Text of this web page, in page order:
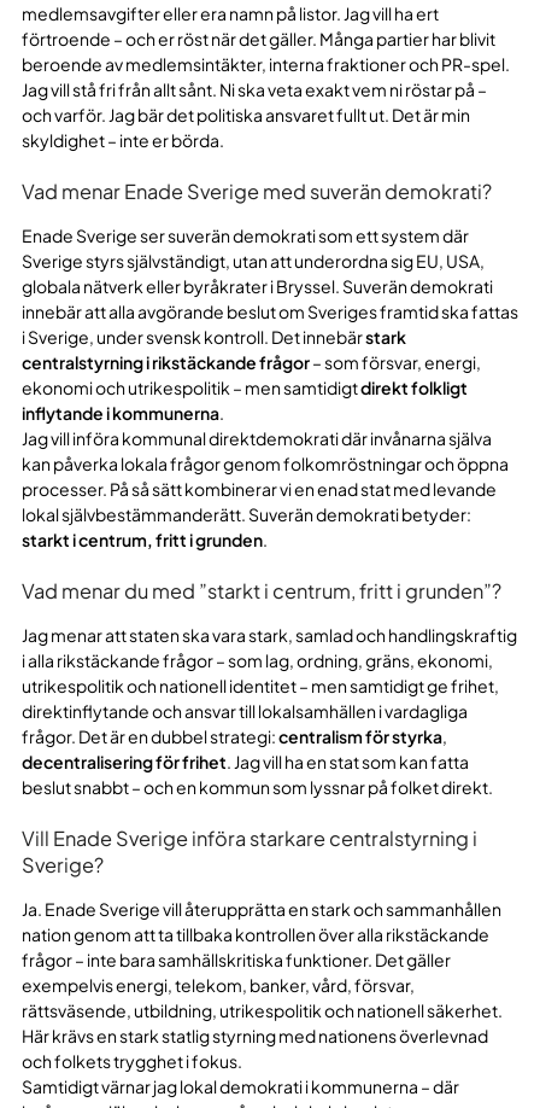
medlemsavgifter eller era namn på listor. Jag vill ha ert
förtroende – och er röst när det gäller. Många partier har blivit
beroende av medlemsintäkter, interna fraktioner och PR-spel.
Jag vill stå fri från allt sånt. Ni ska veta exakt vem ni röstar på –
och varför. Jag bär det politiska ansvaret fullt ut. Det är min
skyldighet – inte er börda.
Vad menar Enade Sverige med suverän demokrati?
Enade Sverige ser suverän demokrati som ett system där
Sverige styrs självständigt, utan att underordna sig EU, USA,
globala nätverk eller byråkrater i Bryssel. Suverän demokrati
innebär att alla avgörande beslut om Sveriges framtid ska fattas
i Sverige, under svensk kontroll. Det innebärstark
centralstyrning i rikstäckande frågor– som försvar, energi,
ekonomi och utrikespolitik – men samtidigtdirekt folkligt
inflytande i kommunerna.
Jag vill införa kommunal direktdemokrati där invånarna själva
kan påverka lokala frågor genom folkomröstningar och öppna
processer. På så sätt kombinerar vi en enad stat med levande
lokal självbestämmanderätt. Suverän demokrati betyder:
starkt i centrum, fritt i grunden.
Vad menar du med ”starkt i centrum, fritt i grunden”?
Jag menar att staten ska vara stark, samlad och handlingskraftig
i alla rikstäckande frågor – som lag, ordning, gräns, ekonomi,
utrikespolitik och nationell identitet – men samtidigt ge frihet,
direktinflytande och ansvar till lokalsamhällen i vardagliga
frågor. Det är en dubbel strategi:centralism för styrka,
decentralisering för frihet. Jag vill ha en stat som kan fatta
beslut snabbt – och en kommun som lyssnar på folket direkt.
Vill Enade Sverige införa starkare centralstyrning i
Sverige?
Ja. Enade Sverige vill återupprätta en stark och sammanhållen
nation genom att ta tillbaka kontrollen över alla rikstäckande
frågor – inte bara samhällskritiska funktioner. Det gäller
exempelvis energi, telekom, banker, vård, försvar,
rättsväsende, utbildning, utrikespolitik och nationell säkerhet.
Här krävs en stark statlig styrning med nationens överlevnad
och folkets trygghet i fokus.
Samtidigt värnar jag lokal demokrati i kommunerna – där